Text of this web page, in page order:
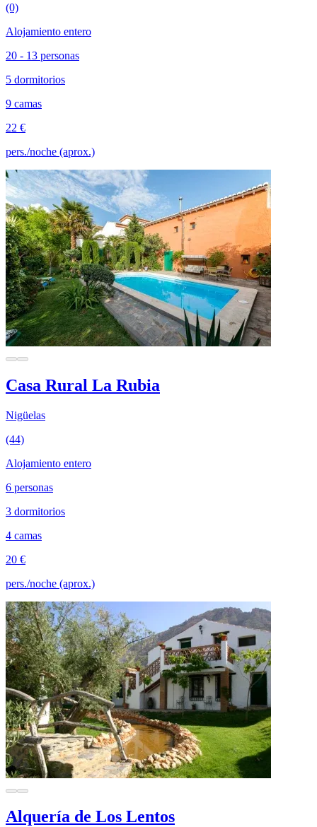
(0)
Alojamiento entero
20 - 13 personas
5 dormitorios
9 camas
22 €
pers./noche (aprox.)
Casa Rural La Rubia
Nigüelas
(44)
Alojamiento entero
6 personas
3 dormitorios
4 camas
20 €
pers./noche (aprox.)
Alquería de Los Lentos